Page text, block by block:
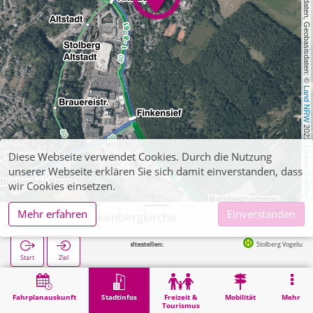
, Kartendaten, Geobasisdaten: ©
Land NRW
2021, Lizenz
dl-de/by-2-0
Fahrplanauskunft Stadtinfos
Freizeit &
Tourismus
Mobilität Mehr
Stolberg, Finkenbergkirche
Start Ziel
Nächste Haltestellen: Stolberg Vogelsang in 164m
Stadtinfos Stolberg, Finkenbergkirche
Diese Webseite verwendet Cookies. Durch die Nutzung
unserer Webseite erklären Sie sich damit einverstanden, dass
wir Cookies einsetzen.
Mehr erfahren
Einverstanden